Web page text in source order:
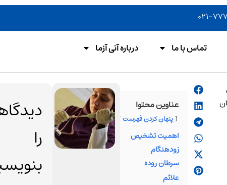
تماس با ما درباره آنی آزما
عناوین محتوا
پنهان کردن فهرست
اهمیت تشخیص
زودهنگام
سرطان روده
علائم
فرنوش
قنبری
فرنوش
را